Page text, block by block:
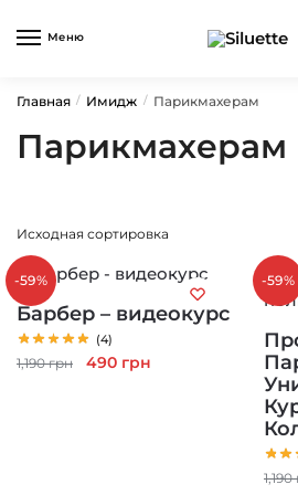
Меню
Главная / Имидж / Парикмахерам
Парикмахерам
-59%
Барбер – видеокурс
(4)
1,190грн
Первоначальная
490 грн
-59%
1,190